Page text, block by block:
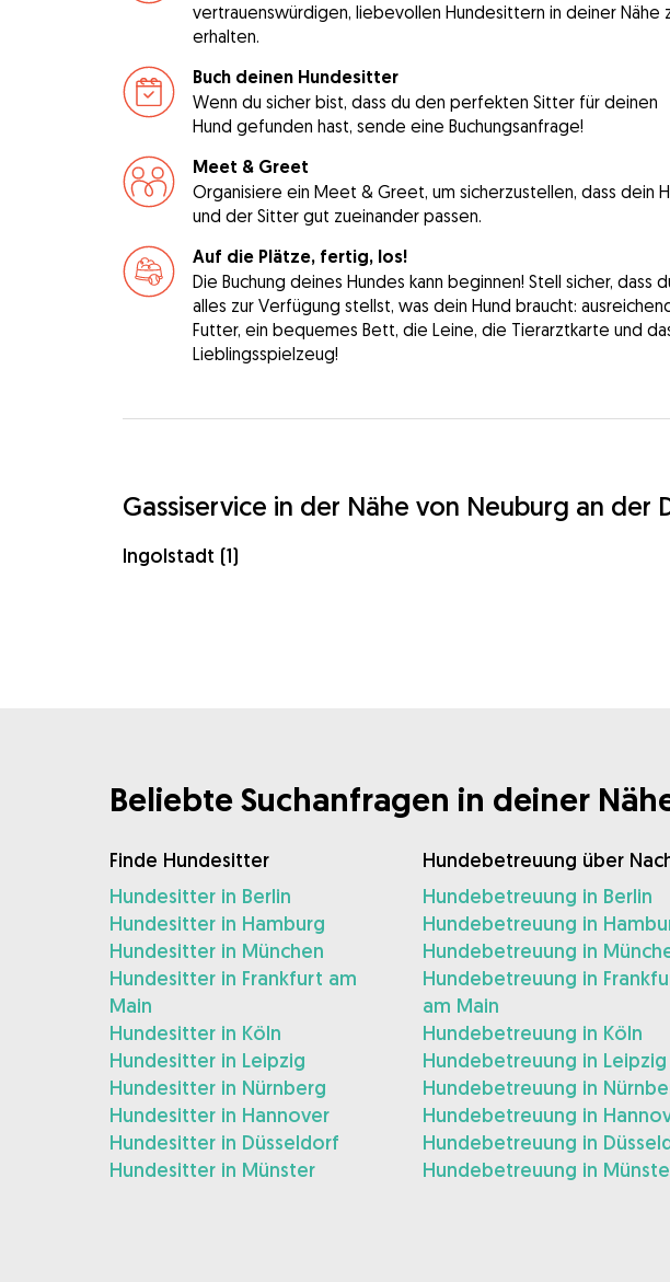
vertrauenswürdigen, liebevollen Hundesittern in deiner Nähe
erhalten.
Buch deinen Hundesitter
Wenn du sicher bist, dass du den perfekten Sitter für deinen
Hund gefunden hast, sende eine Buchungsanfrage!
Meet & Greet
Organisiere ein Meet & Greet, um sicherzustellen, dass dein
und der Sitter gut zueinander passen.
Auf die Plätze, fertig, los!
Die Buchung deines Hundes kann beginnen! Stell sicher, dass
alles zur Verfügung stellst, was dein Hund braucht:
Futter, ein bequemes Bett, die Leine, die Tierarztkarte und
Lieblingsspielzeug!
Gassiservice in der Nähe von Neuburg an der
Ingolstadt (1)
Beliebte Suchanfragen in deiner
Finde Hundesitter
Hundesitter in Berlin
Hundesitter in Hamburg
Hundesitter in München
Hundesitter in Frankfurt am
Main
Hundesitter in Köln
Hundesitter in Leipzig
Hundesitter in Nürnberg
Hundesitter in Hannover
Hundesitter in Düsseldorf
Hundesitter in Münster
Hundebetreuung über
Hundebetreuung in Berlin
Hundebetreuung in
Hundebetreuung in
Hundebetreuung in
am Main
Hundebetreuung in Köln
Hundebetreuung in Leipzig
Hundebetreuung in
Hundebetreuung in
Hundebetreuung in
Hundebetreuung in